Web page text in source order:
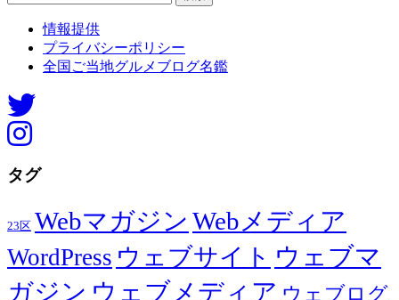
情報提供
プライバシーポリシー
全国ご当地グルメブログ名鑑
タグ
23区 Webマガジン Webメディア
WordPress ウェブサイト ウェブマ
ガジン ウェブメディア ウェブログ